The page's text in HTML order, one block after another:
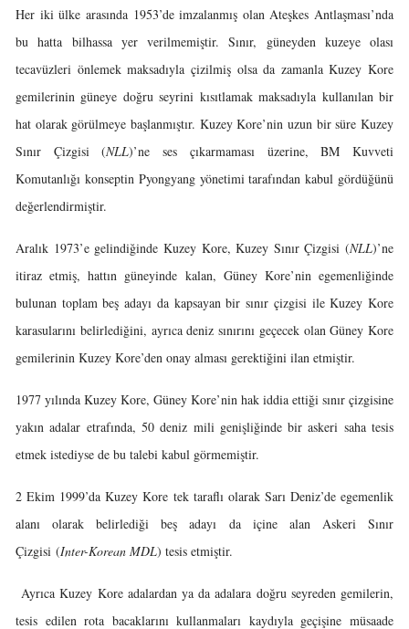
Her iki ülke arasında 1953’de imzalanmış olan Ateşkes Antlaşması’nda
bu hatta bilhassa yer verilmemiştir. Sınır, güneyden kuzeye olası
tecavüzleri önlemek maksadıyla çizilmiş olsa da zamanla Kuzey Kore
gemilerinin güneye doğru seyrini kısıtlamak maksadıyla kullanılan bir
hat olarak görülmeye başlanmıştır. Kuzey Kore’nin uzun bir süre Kuzey
Sınır Çizgisi (NLL)’ne ses çıkarmaması üzerine, BM Kuvveti
Komutanlığı konseptin Pyongyang yönetimi tarafından kabul gördüğünü
değerlendirmiştir.
Aralık 1973’e gelindiğinde Kuzey Kore, Kuzey Sınır Çizgisi (NLL)’ne
itiraz etmiş, hattın güneyinde kalan, Güney Kore’nin egemenliğinde
bulunan toplam beş adayı da kapsayan bir sınır çizgisi ile Kuzey Kore
karasularını belirlediğini, ayrıca deniz sınırını geçecek olan Güney Kore
gemilerinin Kuzey Kore’den onay alması gerektiğini ilan etmiştir.
1977 yılında Kuzey Kore, Güney Kore’nin hak iddia ettiği sınır çizgisine
yakın adalar etrafında, 50 deniz mili genişliğinde bir askeri saha tesis
etmek istediyse de bu talebi kabul görmemiştir.
2 Ekim 1999’da Kuzey Kore tek taraflı olarak Sarı Deniz’de egemenlik
alanı olarak belirlediği beş adayı da içine alan Askeri Sınır
Çizgisi (Inter-Korean MDL) tesis etmiştir.
Ayrıca Kuzey Kore adalardan ya da adalara doğru seyreden gemilerin,
tesis edilen rota bacaklarını kullanmaları kaydıyla geçişine müsaade